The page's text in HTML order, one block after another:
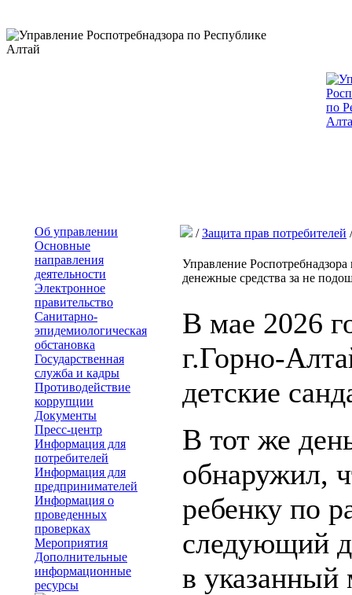
Об управлении
Основные
направления
деятельности
Электронное
правительство
Санитарно-
эпидемиологическая
обстановка
Государственная
служба и кадры
Противодействие
коррупции
Документы
Пресс-центр
Информация для
потребителей
Информация для
предпринимателей
Информация о
проведенных
проверках
Мероприятия
Дополнительные
информационные
ресурсы
/Защита прав потребителей
Управление
денежные средства за не
В мае 2026
г.Горно-
детские
В тот же
обнаружил,
ребенку по
следующий
в указанный